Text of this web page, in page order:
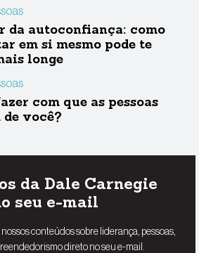
da autoconfiança: como
em si mesmo pode te
longe
com que as pessoas
de você?
da Dale Carnegie
seu e-mail
conteúdos sobre liderança, pessoas,
direto no seu e-mail.